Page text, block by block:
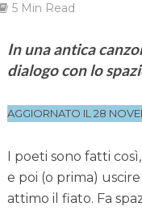
5 Min Read
In una antica
dialogo con lo
AGGIORNATO IL 28
I poeti sono fatti
e poi (o prima)
attimo il fiato. Fa